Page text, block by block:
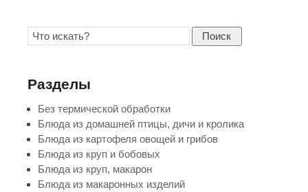
Поиск
Разделы
Без термической обработки
Блюда из домашней птицы, дичи и кролика
Блюда из картофеля овощей и грибов
Блюда из круп и бобовых
Блюда из круп, макарон
Блюда из макаронных изделий